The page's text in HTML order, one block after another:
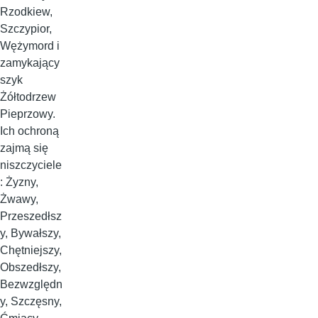
Rzodkiew,
Szczypior,
Wężymord i
zamykający
szyk
Żółtodrzew
Pieprzowy.
Ich ochroną
zajmą się
niszczyciele
: Żyzny,
Żwawy,
Przeszedłsz
y, Bywałszy,
Chętniejszy,
Obszedłszy,
Bezwzględn
y, Szczęsny,